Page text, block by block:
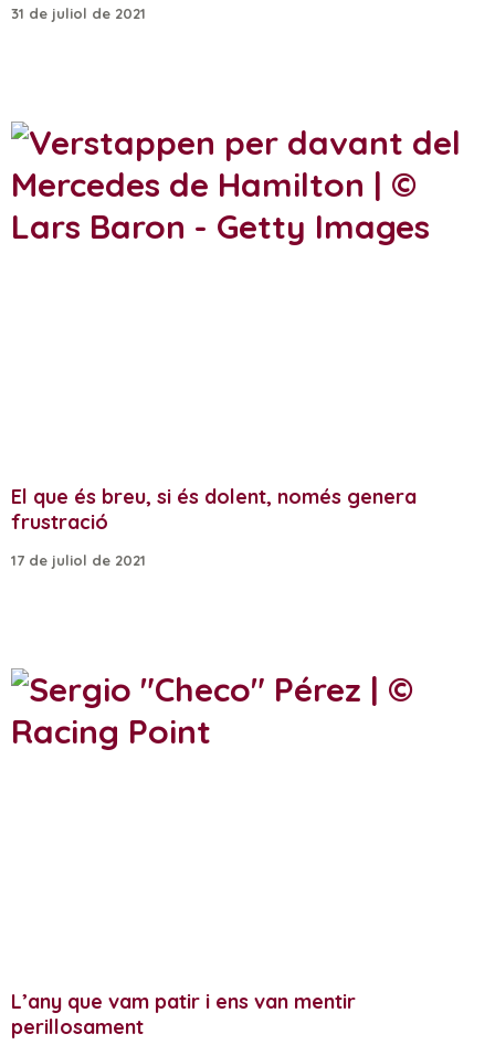
31 de juliol de 2021
El que és breu, si és dolent, només genera
frustració
17 de juliol de 2021
L’any que vam patir i ens van mentir
perillosament